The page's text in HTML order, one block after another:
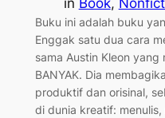
Buku ini adalah buku
Enggak satu dua cara
sama Austin Kleon yang
BANYAK. Dia
produktif dan orisinal,
di dunia kreatif: